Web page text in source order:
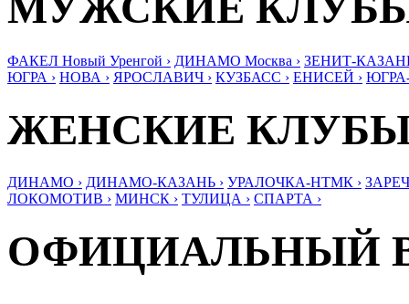
ФАКЕЛ Новый Уренгой › ДИНАМО Москва › ЗЕНИТ-
ЮГРА › НОВА › ЯРОСЛАВИЧ › КУЗБАСС › ЕНИСЕЙ ›
ЖЕНСКИЕ
ДИНАМО › ДИНАМО-КАЗАНЬ › УРАЛОЧКА-НТМК ›
ЛОКОМОТИВ › МИНСК › ТУЛИЦА › СПАРТА ›
ОФИЦИАЛЬНЫЙ